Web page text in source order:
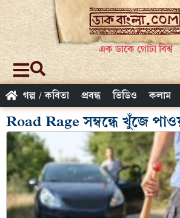
এক ডাকে গোটা বিশ্ব
গল্প / কবিতা প্রবন্ধ ভিডিও কলাম
Road Rage সম্বন্ধে খুঁজে